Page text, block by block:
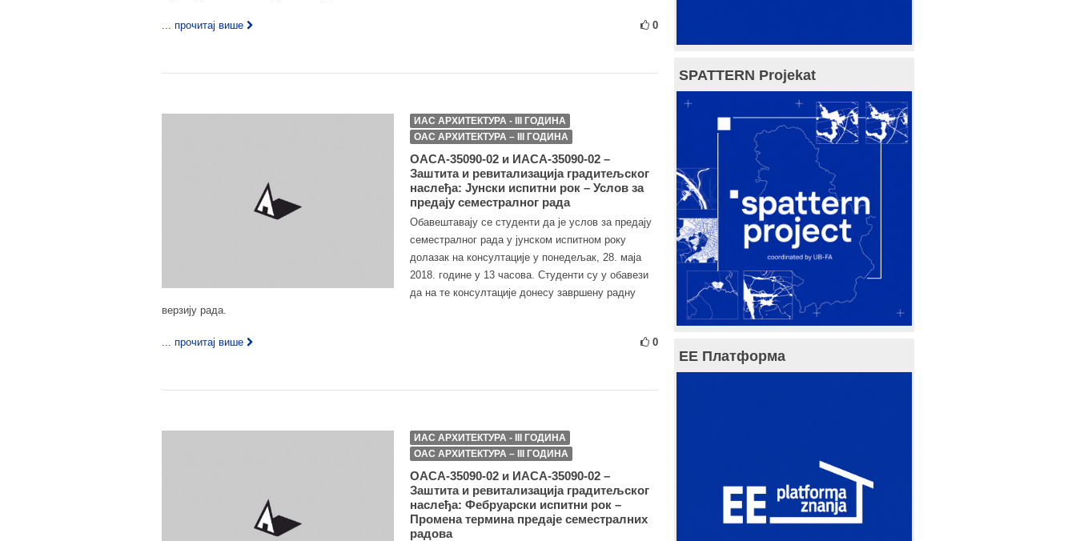
... прочитај више 0
ИАС АРХИТЕКТУРА - III ГОДИНА
ОАС АРХИТЕКТУРА – III ГОДИНА
ОАСА-35090-02 и ИАСА-35090-02 –
Заштита и ревитализација градитељског
наслеђа: Јунски испитни рок – Услов за
предају семестралног рада
Обавештавају се студенти да је услов за предају
семeстралног рада у јунском испитном року
долазак на консултације у понедељак, 28. маја
2018. године у 13 часова. Студенти су у обавези
да на те консултације донесу завршену радну
верзију рада.
... прочитај више 0
ИАС АРХИТЕКТУРА - III ГОДИНА
ОАС АРХИТЕКТУРА – III ГОДИНА
ОАСА-35090-02 и ИАСА-35090-02 –
Заштита и ревитализација градитељског
наслеђа: Фебруарски испитни рок –
Промена термина предаје семестралних
радова
SPATTERN Projekat
ЕЕ Платформа